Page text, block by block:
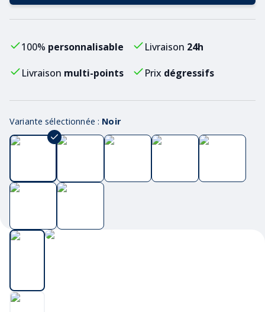
100% personnalisable Livraison 24h
Livraison multi-points Prix dégressifs
Variante sélectionnée : Noir